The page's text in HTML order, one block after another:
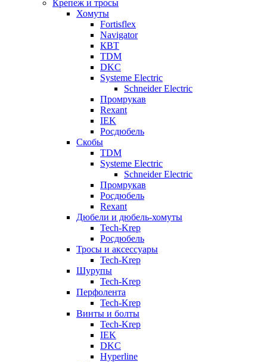
Крепеж и тросы
Хомуты
Fortisflex
Navigator
КВТ
TDM
DKC
Systeme Electric
Schneider Electric
Промрукав
Rexant
IEK
Росдюбель
Скобы
TDM
Systeme Electric
Schneider Electric
Промрукав
Росдюбель
Rexant
Дюбели и дюбель-хомуты
Tech-Krep
Росдюбель
Тросы и аксессуары
Tech-Krep
Шурупы
Tech-Krep
Перфолента
Tech-Krep
Винты и болты
Tech-Krep
IEK
DKC
Hyperline